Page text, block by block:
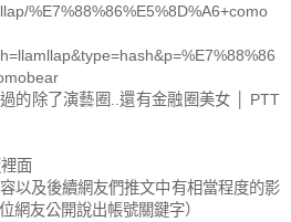
%E7%88%86%E5%8D%A6+como
的除了演藝圈..還有金融圈美女 │ PTT
面
以及後續網友們推文中有相當程度的影
網友公開說出帳號關鍵字）